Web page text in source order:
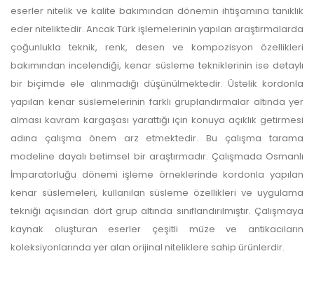
eserler nitelik ve kalite bakımından dönemin ihtişamına tanıklık
eder niteliktedir. Ancak Türk işlemelerinin yapılan araştırmalarda
çoğunlukla teknik, renk, desen ve kompozisyon özellikleri
bakımından incelendiği, kenar süsleme tekniklerinin ise detaylı
bir biçimde ele alınmadığı düşünülmektedir. Üstelik kordonla
yapılan kenar süslemelerinin farklı gruplandırmalar altında yer
alması kavram kargaşası yarattığı için konuya açıklık getirmesi
adına çalışma önem arz etmektedir. Bu çalışma tarama
modeline dayalı betimsel bir araştırmadır. Çalışmada Osmanlı
İmparatorluğu dönemi işleme örneklerinde kordonla yapılan
kenar süslemeleri, kullanılan süsleme özellikleri ve uygulama
tekniği açısından dört grup altında sınıflandırılmıştır. Çalışmaya
kaynak oluşturan eserler çeşitli müze ve antikacıların
koleksiyonlarında yer alan orijinal niteliklere sahip ürünlerdir.